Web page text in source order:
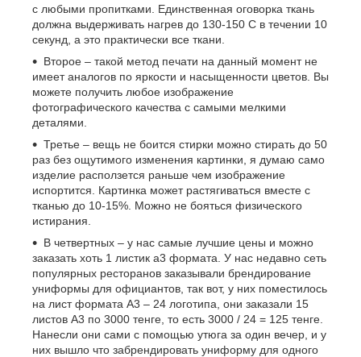
с любыми пропитками. Единственная оговорка ткань
должна выдерживать нагрев до 130-150 С в течении 10
секунд, а это практически все ткани.
Второе – такой метод печати на данный момент не
имеет аналогов по яркости и насыщенности цветов. Вы
можете получить любое изображение
фотографического качества с самыми мелкими
деталями.
Третье – вещь не боится стирки можно стирать до 50
раз без ощутимого изменения картинки, я думаю само
изделие расползется раньше чем изображение
испортится. Картинка может растягиваться вместе с
тканью до 10-15%. Можно не бояться физического
истирания.
В четвертных – у нас самые лучшие цены и можно
заказать хоть 1 листик а3 формата. У нас недавно сеть
популярных ресторанов заказывали брендирование
униформы для официантов, так вот, у них поместилось
на лист формата А3 – 24 логотипа, они заказали 15
листов А3 по 3000 тенге, то есть 3000 / 24 = 125 тенге.
Нанесли они сами с помощью утюга за один вечер, и у
них вышло что забрендировать униформу для одного